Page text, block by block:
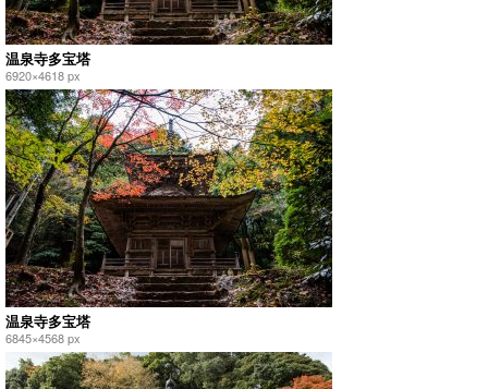
温泉寺多宝塔
6920×4618 px
温泉寺多宝塔
6845×4568 px